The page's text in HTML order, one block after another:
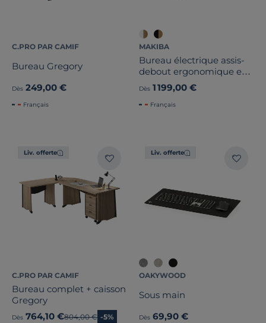
C.PRO PAR CAMIF
Bureau Gregory
Dès 249,00 €
Français
MAKIBA
Bureau électrique assis-
debout ergonomique en
bois massif Maxence
Dès 1 199,00 €
Français
Liv. offerte
C.PRO PAR CAMIF
Bureau complet + caisson
Gregory
Dès 764,10 €Ancien prix
804,00 € -5%
Liv. offerte
OAKYWOOD
Sous main
Dès 69,90 €